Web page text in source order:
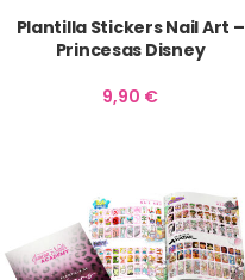
Plantilla Stickers Nail Art –
Princesas Disney
9,90 €